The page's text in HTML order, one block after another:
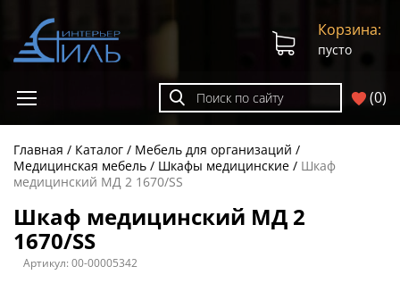
(0)
Корзина:
пусто
Главная Каталог
Мебель для организаций
Медицинская мебель
Шкафы медицинские
Шкаф
медицинский МД 2 1670/SS
Шкаф медицинский МД 2
1670/SS
Артикул:00-00005342